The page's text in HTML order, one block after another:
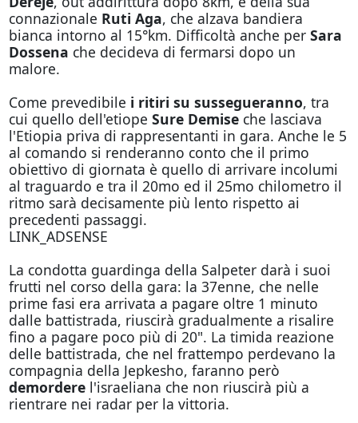
connazionale Ruti Aga, che alzava bandiera
bianca intorno al 15°km. Difficoltà anche per Sara
Dossena che decideva di fermarsi dopo un
malore.
Come prevedibile i ritiri su sussegueranno, tra
cui quello dell'etiope Sure Demiseche lasciava
l'Etiopia priva di rappresentanti in gara. Anche le 5
al comando si renderanno conto che il primo
obiettivo di giornata è quello di arrivare incolumi
al traguardo e tra il 20mo ed il 25mo chilometro il
ritmo sarà decisamente più lento rispetto ai
precedenti passaggi.
LINK_ADSENSE
La condotta guardinga della Salpeter darà i suoi
frutti nel corso della gara: la 37enne, che nelle
prime fasi era arrivata a pagare oltre 1 minuto
dalle battistrada, riuscirà gradualmente a risalire
fino a pagare poco più di 20". La timida reazione
delle battistrada, che nel frattempo perdevano la
compagnia della Jepkesho, faranno però
demorderel'israeliana che non riuscirà più a
rientrare nei radar per la vittoria.